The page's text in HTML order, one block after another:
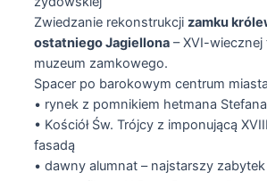
Zwiedzanie rekonstrukcji zamku
ostatniego Jagiellona– XVI-wiecznej
muzeum zamkowego.
Spacer po barokowym centrum
• rynek z pomnikiem hetmana
• Kościół Św. Trójcy z imponującą
fasadą
• dawny alumnat – najstarszy